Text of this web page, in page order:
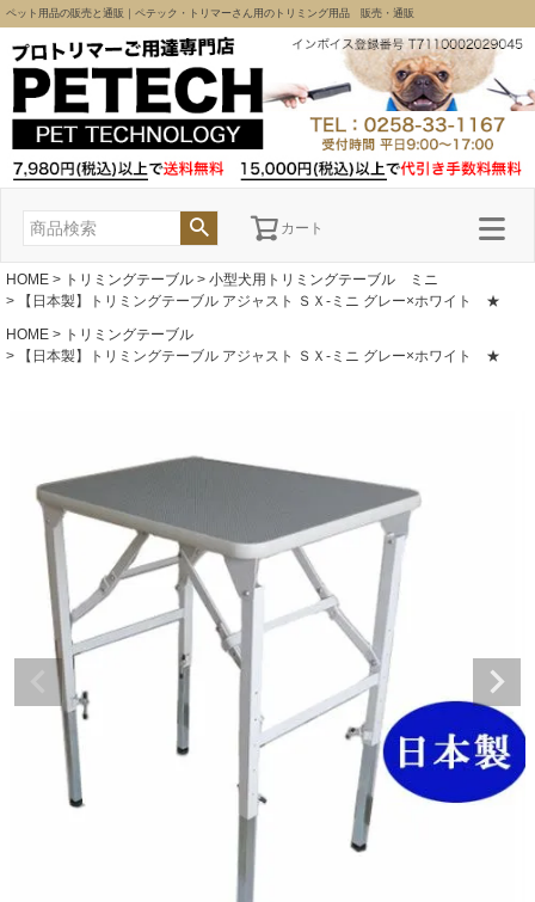
ペット用品の販売と通販｜ペテック・トリマーさん用のトリミング用品 販売・通販
カート
HOME トリミングテーブル
小型犬用トリミングテーブル ミニ
【日本製】トリミングテーブル アジャスト ＳＸ-ミニ グレー×ホワイト ★
HOME
トリミングテーブル
【日本製】トリミングテーブル アジャスト ＳＸ-ミニ グレー×ホワイト ★